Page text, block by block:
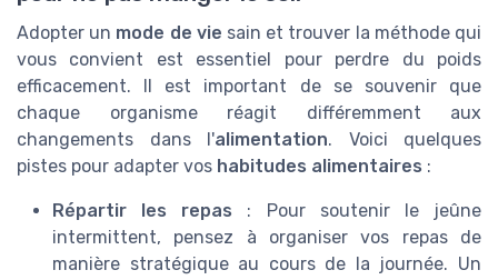
Adopter un mode de vie sain et trouver la méthode qui
vous convient est essentiel pour perdre du poids
efficacement. Il est important de se souvenir que
chaque organisme réagit différemment aux
changements dans l'alimentation. Voici quelques
pistes pour adapter vos habitudes alimentaires :
Répartir les repas : Pour soutenir le jeûne
intermittent, pensez à organiser vos repas de
manière stratégique au cours de la journée. Un